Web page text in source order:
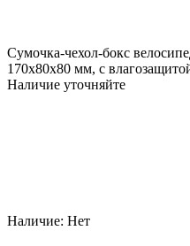
Сумочка-чехол-бокс
170х80х80 мм, с
Наличие уточняйте
Наличие: Нет